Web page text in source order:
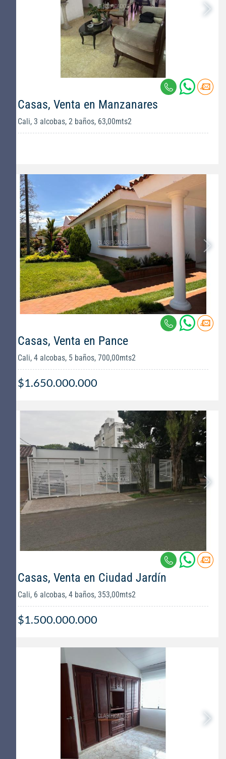
Casas, Venta en Manzanares
Cali, 3 alcobas, 2 baños, 63,00mts2
Casas, Venta en Pance
Cali, 4 alcobas, 5 baños, 700,00mts2
$1.650.000.000
Casas, Venta en Ciudad Jardín
Cali, 6 alcobas, 4 baños, 353,00mts2
$1.500.000.000